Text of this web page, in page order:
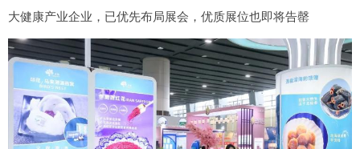
大健康产业企业，已优先布局展会，优质展位也即将告罄